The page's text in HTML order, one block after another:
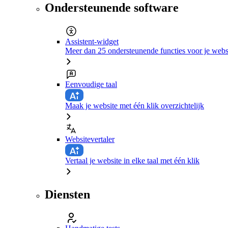
Ondersteunende software
Assistent-widget
Meer dan 25 ondersteunende functies voor je
Eenvoudige taal
Maak je website met één klik overzichtelijk
Websitevertaler
Vertaal je website in elke taal met één klik
Diensten